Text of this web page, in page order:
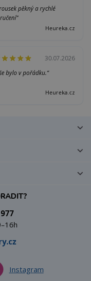
pěkný a rychlé
Heureka.cz
30.07.2026
bylo v pořádku.“
Heureka.cz
Instagram